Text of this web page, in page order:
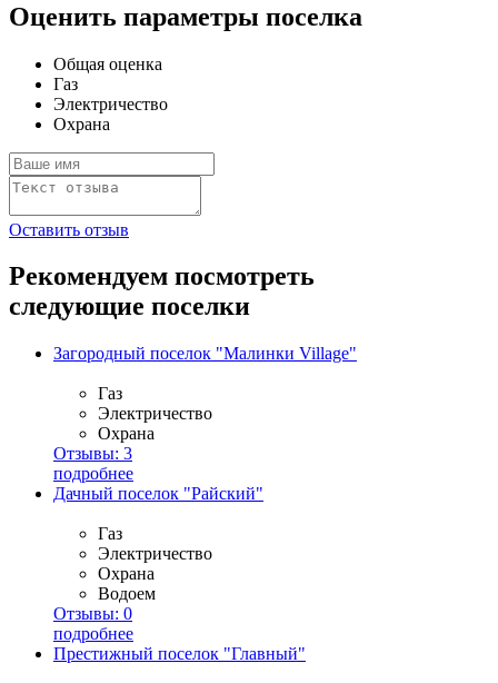
Оценить параметры поселка
Общая оценка
Газ
Электричество
Охрана
Оставить отзыв
Рекомендуем посмотреть
следующие поселки
Загородный поселок "Малинки Village"
Газ
Электричество
Охрана
Отзывы: 3
подробнее
Дачный поселок "Райский"
Газ
Электричество
Охрана
Водоем
Отзывы: 0
подробнее
Престижный поселок "Главный"